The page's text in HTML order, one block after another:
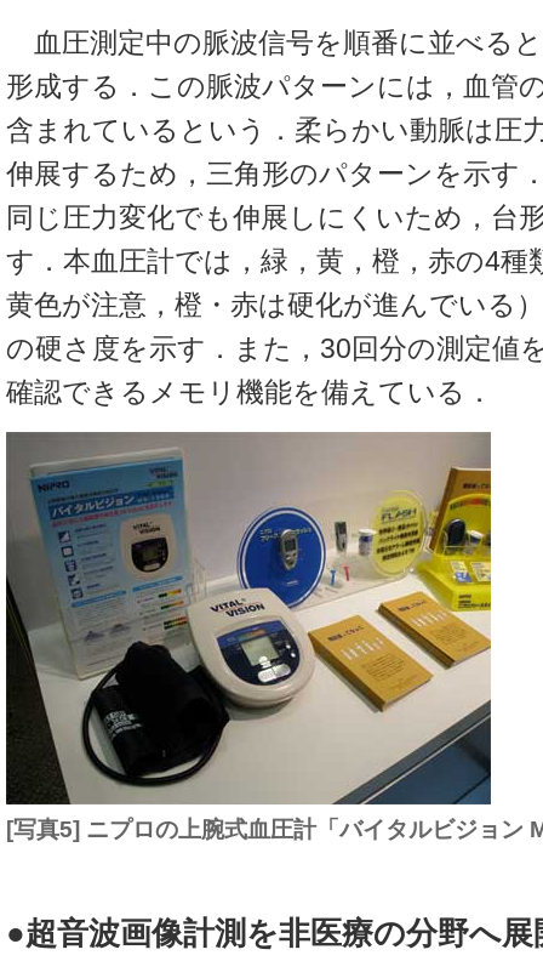
血圧測定中の脈波信号を順番に並べる
形成する．この脈波パターンには，血管
含まれているという．柔らかい動脈は圧
伸展するため，三角形のパターンを示す
同じ圧力変化でも伸展しにくいため，台
す．本血圧計では，緑，黄，橙，赤の4種
黄色が注意，橙・赤は硬化が進んでいる
の硬さ度を示す．また，30回分の測定値
確認できるメモリ機能を備えている．
[写真5] ニプロの上腕式血圧計「バイタルビジョン
●超音波画像計測を非医療の分野へ展